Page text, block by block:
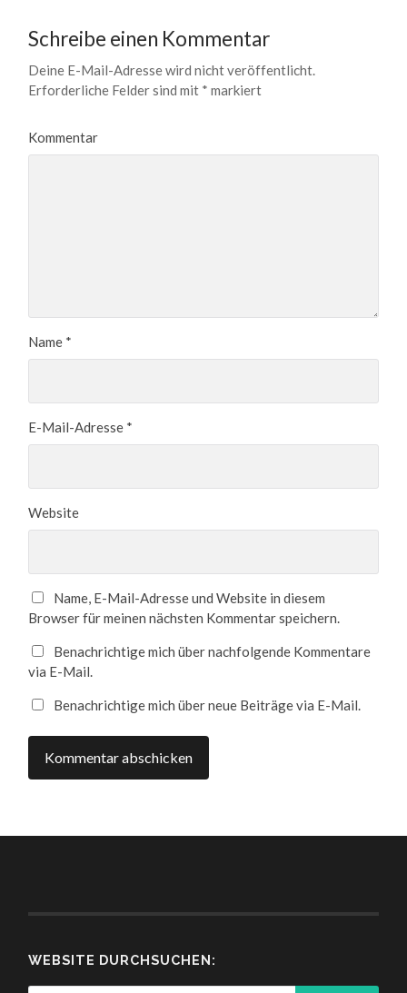
Schreibe einen Kommentar
Deine E-Mail-Adresse wird nicht veröffentlicht.
Erforderliche Felder sind mit * markiert
Kommentar
Name *
E-Mail-Adresse *
Website
Name, E-Mail-Adresse und Website in diesem
Browser für meinen nächsten Kommentar speichern.
Benachrichtige mich über nachfolgende Kommentare
via E-Mail.
Benachrichtige mich über neue Beiträge via E-Mail.
WEBSITE DURCHSUCHEN: